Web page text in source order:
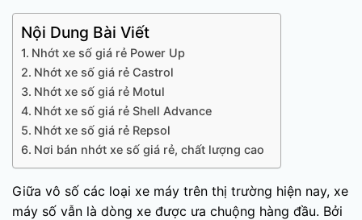
Nội Dung Bài Viết
Nhớt xe số giá rẻ Power Up
Nhớt xe số giá rẻ Castrol
Nhớt xe số giá rẻ Motul
Nhớt xe số giá rẻ Shell Advance
Nhớt xe số giá rẻ Repsol
Nơi bán nhớt xe số giá rẻ, chất lượng cao
Giữa vô số các loại xe máy trên thị trường hiện nay, xe
máy số vẫn là dòng xe được ưa chuộng hàng đầu. Bởi